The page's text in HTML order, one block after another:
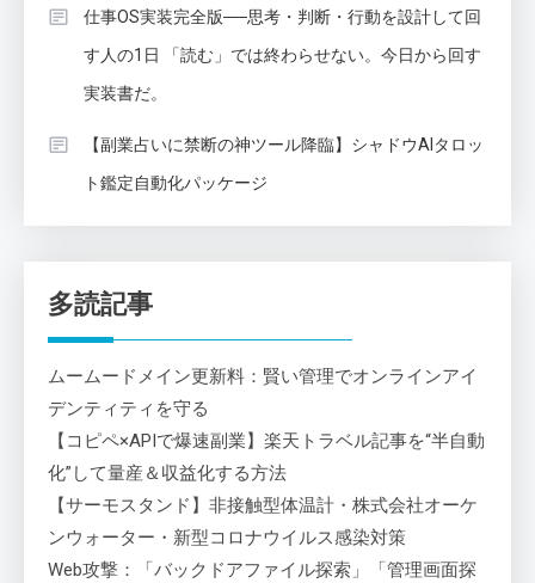
仕事OS実装完全版──思考・判断・行動を設計して回
す人の1日 「読む」では終わらせない。今日から回す
実装書だ。
【副業占いに禁断の神ツール降臨】シャドウAIタロッ
ト鑑定自動化パッケージ
多読記事
ムームードメイン更新料：賢い管理でオンラインアイ
デンティティを守る
【コピペ×APIで爆速副業】楽天トラベル記事を“半自動
化”して量産＆収益化する方法
【サーモスタンド】非接触型体温計・株式会社オーケ
ンウォーター・新型コロナウイルス感染対策
Web攻撃：「バックドアファイル探索」「管理画面探